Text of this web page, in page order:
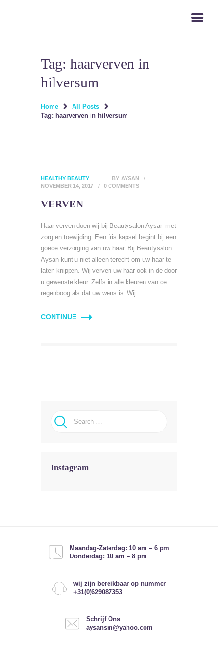
Tag: haarverven in
hilversum
Home
All Posts
Tag: haarverven in hilversum
HOME
BEHANDELINGEN
CONTACTS
HEALTHY BEAUTY BY AYSAN
NOVEMBER 14, 2017
0 COMMENTS
VERVEN
Haar verven doen wij bij Beautysalon Aysan met
zorg en toewijding. Een fris kapsel begint bij een
goede verzorging van uw haar. Bij Beautysalon
Aysan kunt u niet alleen terecht om uw haar te
laten knippen. Wij verven uw haar ook in de door
u gewenste kleur. Zelfs in alle kleuren van de
regenboog als dat uw wens is. Wij…
CONTINUE
Search for:
Instagram
Maandag-Zaterdag: 10 am – 6 pm
Donderdag: 10 am – 8 pm
wij zijn bereikbaar op nummer
+31(0)629087353
Schrijf Ons
aysansm@yahoo.com